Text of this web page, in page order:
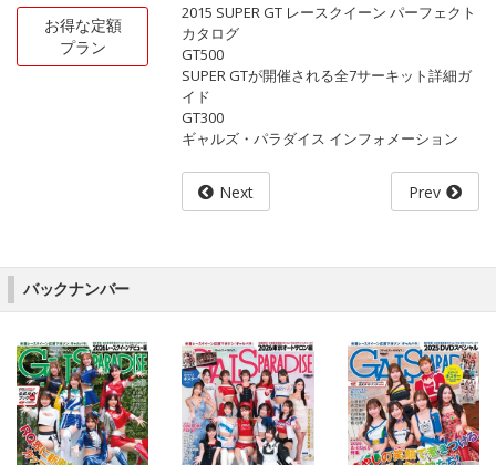
お得な定額
プラン
2015 SUPER GT レースクイーン パーフェクト
カタログ
GT500
SUPER GTが開催される全7サーキット詳細ガ
イド
GT300
ギャルズ・パラダイス インフォメーション
Next Prev
バックナンバー